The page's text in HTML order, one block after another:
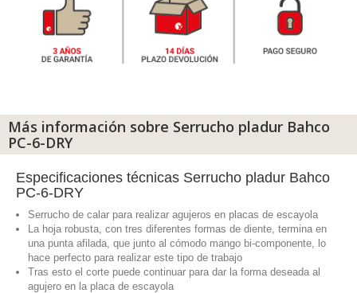
Más información sobre Serrucho pladur Bahco
PC-6-DRY
Especificaciones técnicas Serrucho pladur Bahco
PC-6-DRY
Serrucho de calar para realizar agujeros en placas de escayola
La hoja robusta, con tres diferentes formas de diente, termina en
una punta afilada, que junto al cómodo mango bi-componente, lo
hace perfecto para realizar este tipo de trabajo
Tras esto el corte puede continuar para dar la forma deseada al
agujero en la placa de escayola